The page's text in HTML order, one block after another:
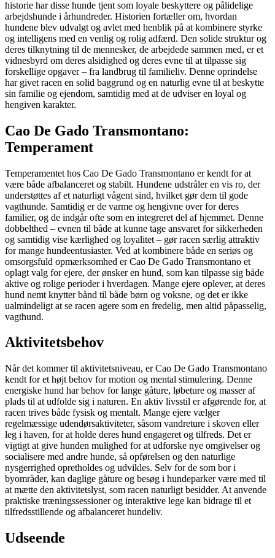
historie har disse hunde tjent som loyale beskyttere og pålidelige
arbejdshunde i århundreder. Historien fortæller om, hvordan
hundene blev udvalgt og avlet med henblik på at kombinere styrke
og intelligens med en venlig og rolig adfærd. Den solide struktur og
deres tilknytning til de mennesker, de arbejdede sammen med, er et
vidnesbyrd om deres alsidighed og deres evne til at tilpasse sig
forskellige opgaver – fra landbrug til familieliv. Denne oprindelse
har givet racen en solid baggrund og en naturlig evne til at beskytte
sin familie og ejendom, samtidig med at de udviser en loyal og
hengiven karakter.
Cao De Gado Transmontano:
Temperament
Temperamentet hos Cao De Gado Transmontano er kendt for at
være både afbalanceret og stabilt. Hundene udstråler en vis ro, der
understøttes af et naturligt vågent sind, hvilket gør dem til gode
vagthunde. Samtidig er de varme og hengivne over for deres
familier, og de indgår ofte som en integreret del af hjemmet. Denne
dobbelthed – evnen til både at kunne tage ansvaret for sikkerheden
og samtidig vise kærlighed og loyalitet – gør racen særlig attraktiv
for mange hundeentusiaster. Ved at kombinere både en seriøs og
omsorgsfuld opmærksomhed er Cao De Gado Transmontano et
oplagt valg for ejere, der ønsker en hund, som kan tilpasse sig både
aktive og rolige perioder i hverdagen. Mange ejere oplever, at deres
hund nemt knytter bånd til både børn og voksne, og det er ikke
ualmindeligt at se racen agere som en fredelig, men altid påpasselig,
vagthund.
Aktivitetsbehov
Når det kommer til aktivitetsniveau, er Cao De Gado Transmontano
kendt for et højt behov for motion og mental stimulering. Denne
energiske hund har behov for lange gåture, løbeture og masser af
plads til at udfolde sig i naturen. En aktiv livsstil er afgørende for, at
racen trives både fysisk og mentalt. Mange ejere vælger
regelmæssige udendørsaktiviteter, såsom vandreture i skoven eller
leg i haven, for at holde deres hund engageret og tilfreds. Det er
vigtigt at give hunden mulighed for at udforske nye omgivelser og
socialisere med andre hunde, så opførelsen og den naturlige
nysgerrighed opretholdes og udvikles. Selv for de som bor i
byområder, kan daglige gåture og besøg i hundeparker være med til
at mætte den aktivitetslyst, som racen naturligt besidder. At anvende
praktiske træningssessioner og interaktive lege kan bidrage til et
tilfredsstillende og afbalanceret hundeliv.
Udseende